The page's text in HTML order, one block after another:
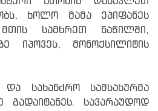
ხოლო მამა ეპიფანეს
სამხრეთ ნაწილში,
იპოვეს, მონოქსილიტის
სახანძრო სამსახურმა
გადაიტანეს. სავარაუდოდ